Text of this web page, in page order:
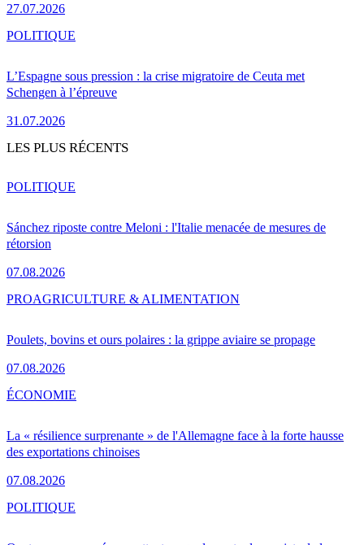
27.07.2026
L’Espagne sous pression : la crise migratoire de Ceuta met
Schengen à l’épreuve
31.07.2026
POLITIQUE
LES PLUS RÉCENTS
Sánchez riposte contre Meloni : l'Italie menacée de mesures de
rétorsion
07.08.2026
POLITIQUE
Poulets, bovins et ours polaires : la grippe aviaire se propage
07.08.2026
PROAGRICULTURE & ALIMENTATION
La « résilience surprenante » de l'Allemagne face à la forte hausse
des exportations chinoises
07.08.2026
ÉCONOMIE
POLITIQUE